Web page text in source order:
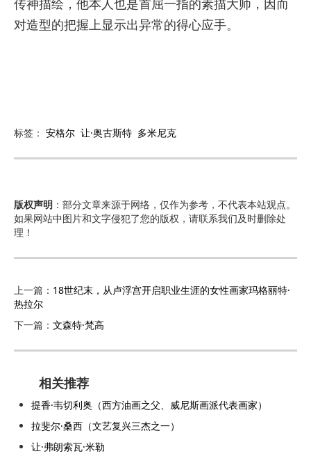
传神描绘，他本人也是首屈一指的素描大师，因而
对造型的把握上显示出异常的得心应手。
标签： 安格尔 让·奥古斯特 多米尼克
版权声明 ：部分文章来源于网络，仅作为参考，不代表本站观点。
如果网站中图片和文字侵犯了您的版权，请联系我们及时删除处
理！
上一篇： 18世纪末，从卢浮宫开启职业生涯的女性画家玛格丽特·
热拉尔
下一篇： 文森特·梵高
相关推荐
提香·韦切利奥（西方油画之父、威尼斯画派代表画家）
拉斐尔·桑西（文艺复兴三杰之一）
让·弗朗索瓦·米勒